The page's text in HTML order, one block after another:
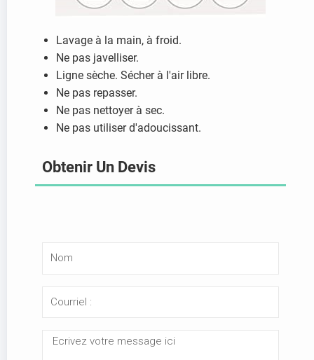
Lavage à la main, à froid.
Ne pas javelliser.
Ligne sèche. Sécher à l'air libre.
Ne pas repasser.
Ne pas nettoyer à sec.
Ne pas utiliser d'adoucissant.
Obtenir Un Devis